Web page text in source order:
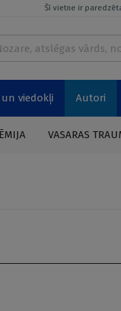
Šī vietne ir
viedokļi Autori
VASARAS